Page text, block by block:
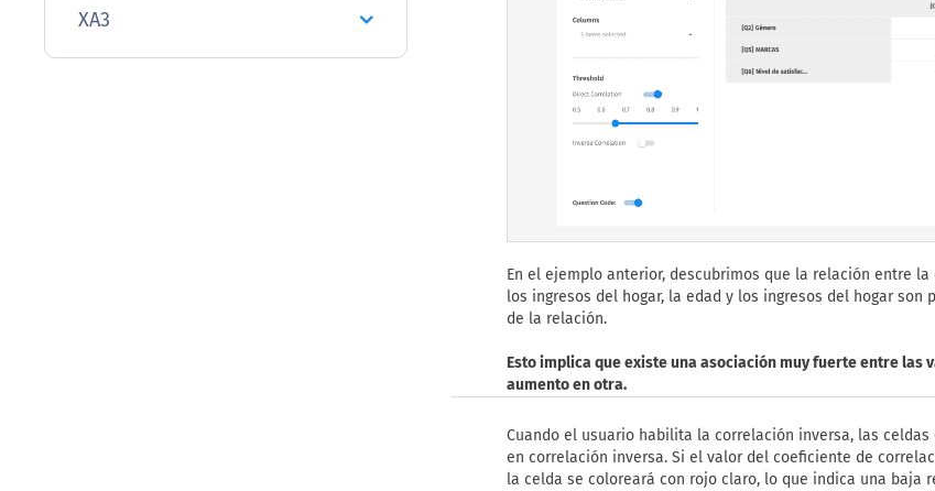
XA3
En el ejemplo anterior, descubrimos que la relación entre
los ingresos del hogar, la edad y los ingresos del hogar
de la relación.
Esto implica que existe una asociación muy fuerte entre las
aumento en otra.
Cuando el usuario habilita la correlación inversa, las
en correlación inversa. Si el valor del coeficiente de
la celda se coloreará con rojo claro, lo que indica una baja